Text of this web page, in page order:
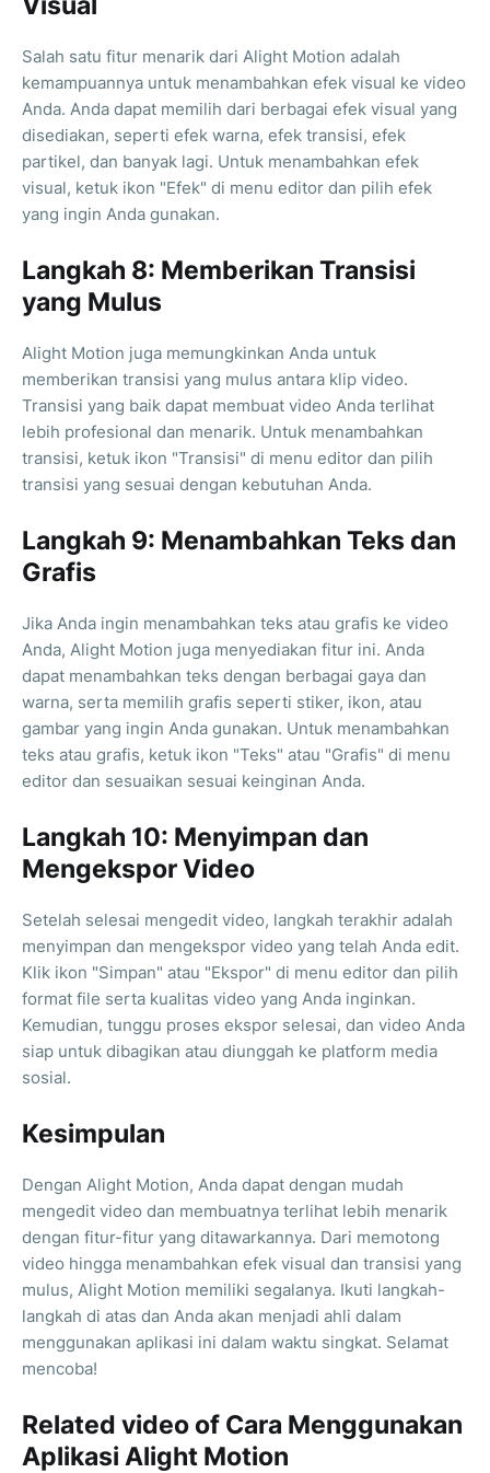
Salah satu fitur menarik dari Alight Motion adalah
kemampuannya untuk menambahkan efek visual ke video
Anda. Anda dapat memilih dari berbagai efek visual yang
disediakan, seperti efek warna, efek transisi, efek
partikel, dan banyak lagi. Untuk menambahkan efek
visual, ketuk ikon "Efek" di menu editor dan pilih efek
yang ingin Anda gunakan.
Langkah 8: Memberikan Transisi
yang Mulus
Alight Motion juga memungkinkan Anda untuk
memberikan transisi yang mulus antara klip video.
Transisi yang baik dapat membuat video Anda terlihat
lebih profesional dan menarik. Untuk menambahkan
transisi, ketuk ikon "Transisi" di menu editor dan pilih
transisi yang sesuai dengan kebutuhan Anda.
Langkah 9: Menambahkan Teks dan
Grafis
Jika Anda ingin menambahkan teks atau grafis ke video
Anda, Alight Motion juga menyediakan fitur ini. Anda
dapat menambahkan teks dengan berbagai gaya dan
warna, serta memilih grafis seperti stiker, ikon, atau
gambar yang ingin Anda gunakan. Untuk menambahkan
teks atau grafis, ketuk ikon "Teks" atau "Grafis" di menu
editor dan sesuaikan sesuai keinginan Anda.
Langkah 10: Menyimpan dan
Mengekspor Video
Setelah selesai mengedit video, langkah terakhir adalah
menyimpan dan mengekspor video yang telah Anda edit.
Klik ikon "Simpan" atau "Ekspor" di menu editor dan pilih
format file serta kualitas video yang Anda inginkan.
Kemudian, tunggu proses ekspor selesai, dan video Anda
siap untuk dibagikan atau diunggah ke platform media
sosial.
Kesimpulan
Dengan Alight Motion, Anda dapat dengan mudah
mengedit video dan membuatnya terlihat lebih menarik
dengan fitur-fitur yang ditawarkannya. Dari memotong
video hingga menambahkan efek visual dan transisi yang
mulus, Alight Motion memiliki segalanya. Ikuti langkah-
langkah di atas dan Anda akan menjadi ahli dalam
menggunakan aplikasi ini dalam waktu singkat. Selamat
mencoba!
Related video of Cara Menggunakan
Aplikasi Alight Motion